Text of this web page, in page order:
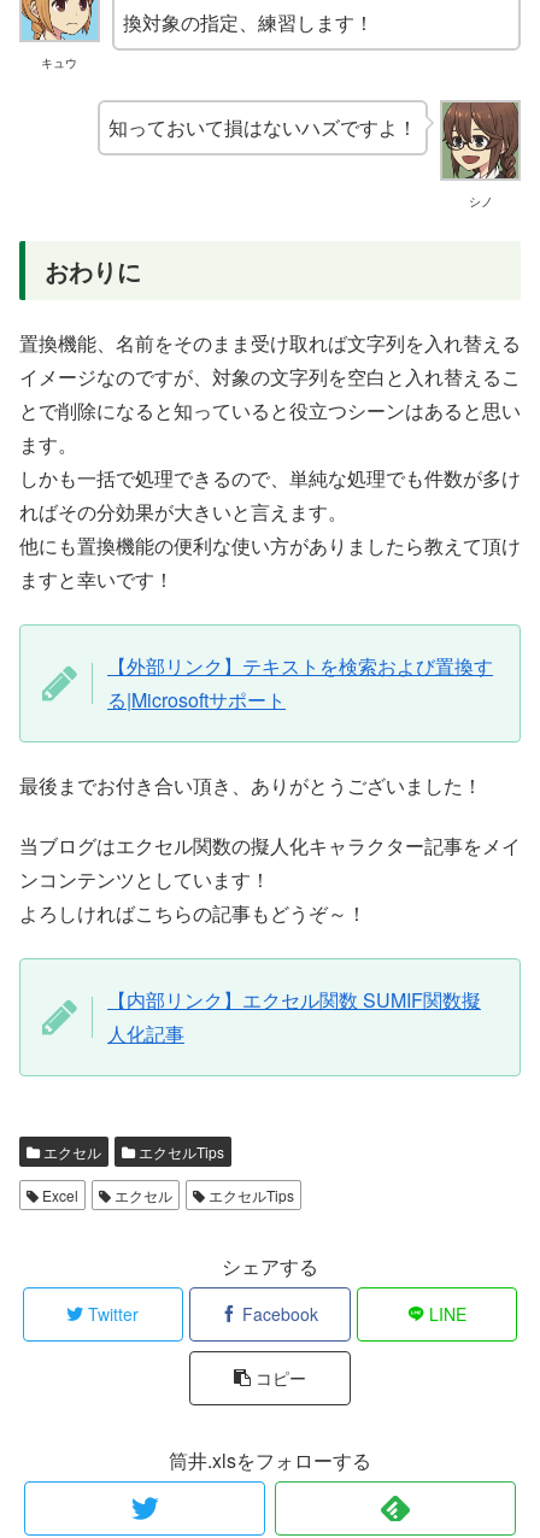
キュウ
換対象の指定、練習します！
シノ
知っておいて損はないハズですよ！
おわりに
置換機能、名前をそのまま受け取れば文字列を入れ替える
イメージなのですが、対象の文字列を空白と入れ替えるこ
とで削除になると知っていると役立つシーンはあると思い
ます。
しかも一括で処理できるので、単純な処理でも件数が多け
ればその分効果が大きいと言えます。
他にも置換機能の便利な使い方がありましたら教えて頂け
ますと幸いです！
【外部リンク】テキストを検索および置換す
る|Microsoftサポート
最後までお付き合い頂き、ありがとうございました！
当ブログはエクセル関数の擬人化キャラクター記事をメイ
ンコンテンツとしています！
よろしければこちらの記事もどうぞ～！
【内部リンク】エクセル関数 SUMIF関数擬
人化記事
エクセル エクセルTips
Excel エクセル エクセルTips
シェアする
Twitter Facebook LINE
コピー
筒井.xlsをフォローする